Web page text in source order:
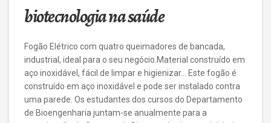
biotecnologia na saúde
Fogão Elétrico com quatro queimadores de bancada,
industrial, ideal para o seu negócio.Material construído em
aço inoxidável, fácil de limpar e higienizar… Este fogão é
construído em aço inoxidável e pode ser instalado contra
uma parede. Os estudantes dos cursos do Departamento
de Bioengenharia juntam-se anualmente para a